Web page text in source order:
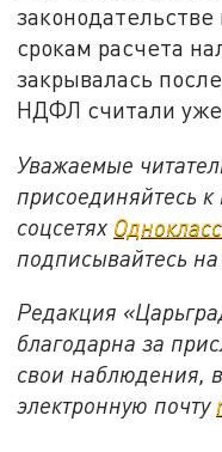
срокам расчета
закрывалась
НДФЛ считали
Уважаемые
присоединяйтесь
соцсетях
подписывайтесь
Редакция
благодарна за
свои наблюдения,
электронную почту